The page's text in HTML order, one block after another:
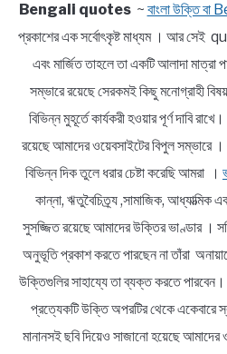
Bengali quotes~ বাংলা উক্তি
প্রকাশের এক সর্বোৎকৃষ্ট মাধ্যম । আর সেই
এবং মার্জিত তাহলে তা একটি আলাদা মাত্রা
সম্ভারে রয়েছে সেরকমই কিছু মনোগ্রাহী
বিভিন্ন মুহূর্তে কার্যকরী হওয়ার পূর্ণ দাবি
রয়েছে আমাদের ওয়েবসাইটের বিপুল সম্ভারে
বিভিন্ন দিক তুলে ধরার চেষ্টা করেছি আমরা ।
কান্না, ঋতুবৈচিত্র্য ,সামাজিক, আধ্যাত্মিক
সুসজ্জিত রয়েছে আমাদের উক্তির ভাণ্ডার ।
অনুভূতি প্রকাশ করতে পারছেন না তাঁরা
উক্তিগুলির সাহায্যে তা ব্যক্ত করতে
প্রত্যেকটি উক্তি অপরটির থেকে একেবারে
মানানসই ছবি দিয়েও সাজানো হয়েছে